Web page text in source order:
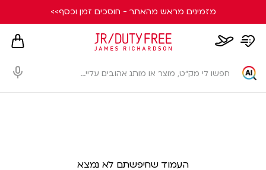
מזמינים מראש מהאתר - חוסכים זמן וכסף>>
whishlist
page
card
העמוד שחיפשתם לא נמצא